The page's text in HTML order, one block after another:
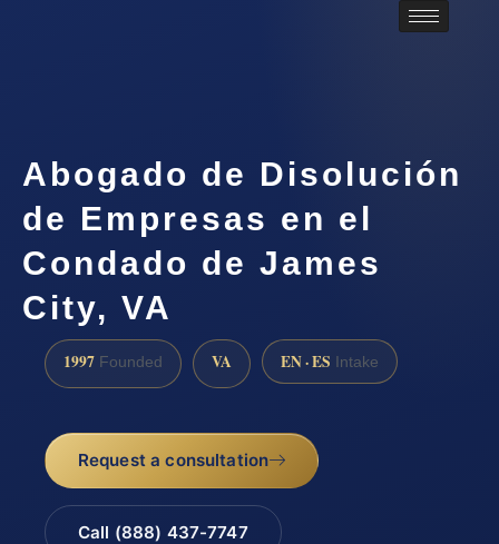
Abogado de Disolución
de Empresas en el
Condado de James
City, VA
1997 Founded VA EN · ES Intake
Request a consultation
Call (888) 437-7747